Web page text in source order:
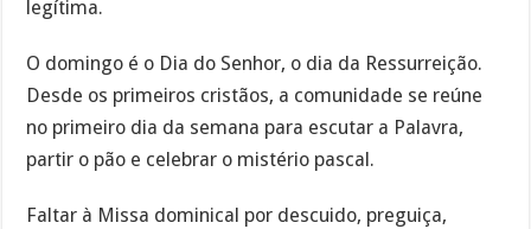
legítima.
O domingo é o Dia do Senhor, o dia da Ressurreição.
Desde os primeiros cristãos, a comunidade se reúne
no primeiro dia da semana para escutar a Palavra,
partir o pão e celebrar o mistério pascal.
Faltar à Missa dominical por descuido, preguiça,